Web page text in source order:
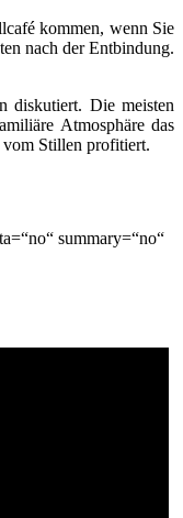
kommen, wenn Sie
nach der Entbindung.
diskutiert. Die meisten
Atmosphäre das
vom Stillen profitiert.
summary=“no“